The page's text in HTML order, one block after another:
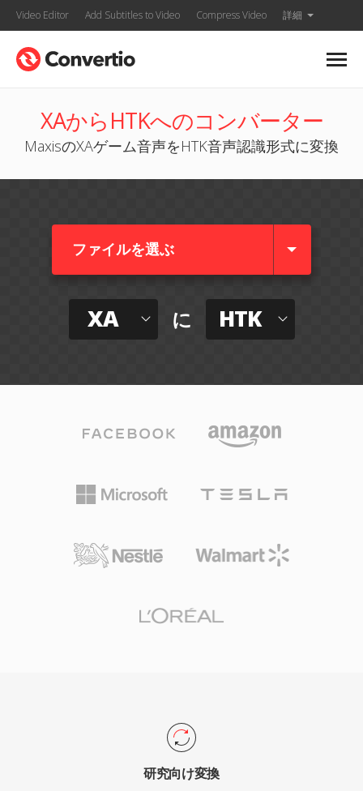
Video Editor Add Subtitles to Video Compress Video 詳細
XAからHTKへのコンバーター
MaxisのXAゲーム音声をHTK音声認識形式に変換
ファイルを選ぶ
XA に HTK
研究向け変換